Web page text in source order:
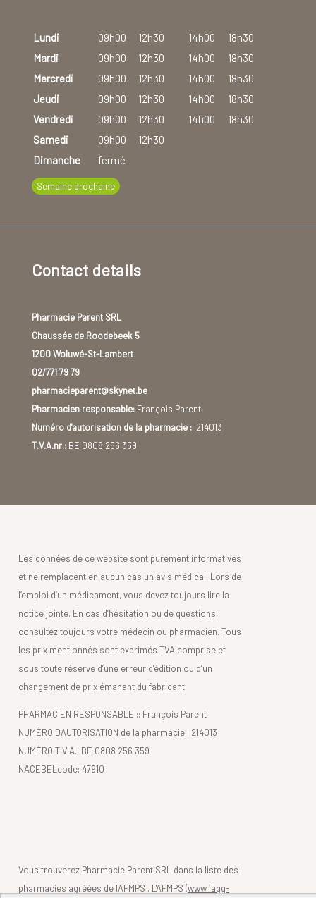
Lundi 09h00 12h30 14h00
18h30
Mardi
09h00 12h30 14h00
18h30
Mercredi
09h00 12h30 14h00
18h30
Jeudi
09h00 12h30 14h00
18h30
Vendredi
09h00 12h30 14h00
18h30
Samedi
09h00
12h30
Dimanche
fermé
Semaine prochaine
Contact details
Pharmacie Parent SRL
Chaussée de Roodebeek 5
1200 Woluwé-St-Lambert
02/771 79 79
pharmacieparent@skynet.be
Pharmacien responsable:François Parent
Numéro d'autorisation de la pharmacie :214013
T.V.A.nr.:BE 0808 256 359
Les données de ce website sont purement informatives
et ne remplacent en aucun cas un avis médical. Lors de
l’emploi d’un médicament, vous devez toujours lire la
notice jointe. En cas d’hésitation ou de questions,
consultez toujours votre médecin ou pharmacien. Tous
les prix mentionnés sont exprimés TVA comprise et
sous toute réserve d’une erreur d’édition ou d’un
changement de prix émanant du fabricant.
PHARMACIEN RESPONSABLE :: François Parent
NUMÉRO D'AUTORISATION de la pharmacie : 214013
NUMÉRO T.V.A.: BE 0808 256 359
NACEBELcode: 47910
Vous trouverez Pharmacie Parent SRL dans la liste des
pharmacies agréées de l'AFMPS . L'AFMPS (www.fagg-